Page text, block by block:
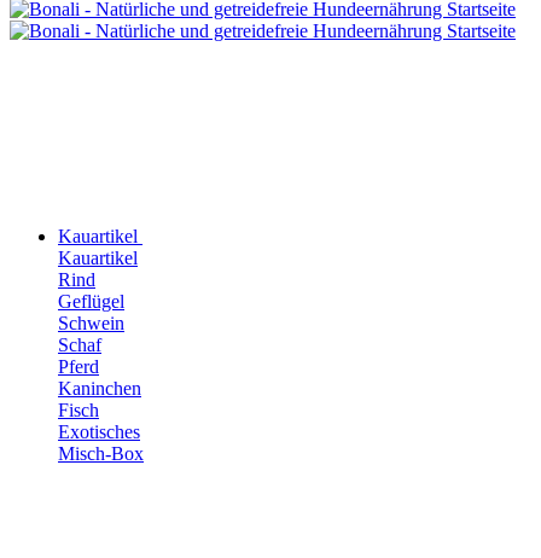
Kauartikel
Kauartikel
Rind
Geflügel
Schwein
Schaf
Pferd
Kaninchen
Fisch
Exotisches
Misch-Box